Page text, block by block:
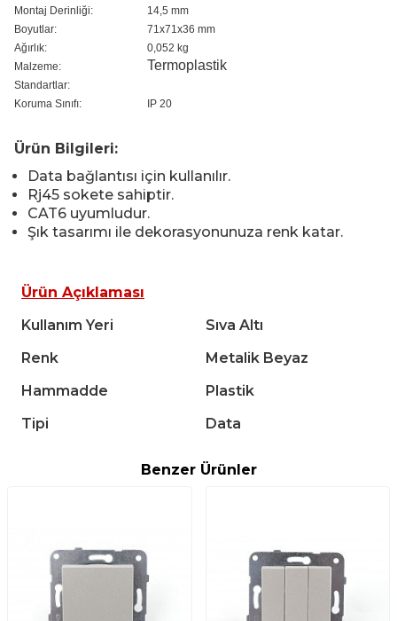
Montaj Derinliği:
14,5 mm
Boyutlar:
71x71x36 mm
Ağırlık:
0,052 kg
Malzeme:
Termoplastik
Standartlar:
Koruma Sınıfı:
IP 20
Ürün Bilgileri:
Data bağlantısı için kullanılır.
Rj45 sokete sahiptir.
CAT6 uyumludur.
Şık tasarımı ile dekorasyonunuza renk katar.
Ürün Açıklaması
Kullanım Yeri
Sıva Altı
Renk
Metalik Beyaz
Hammadde
Plastik
Tipi
Data
Benzer Ürünler